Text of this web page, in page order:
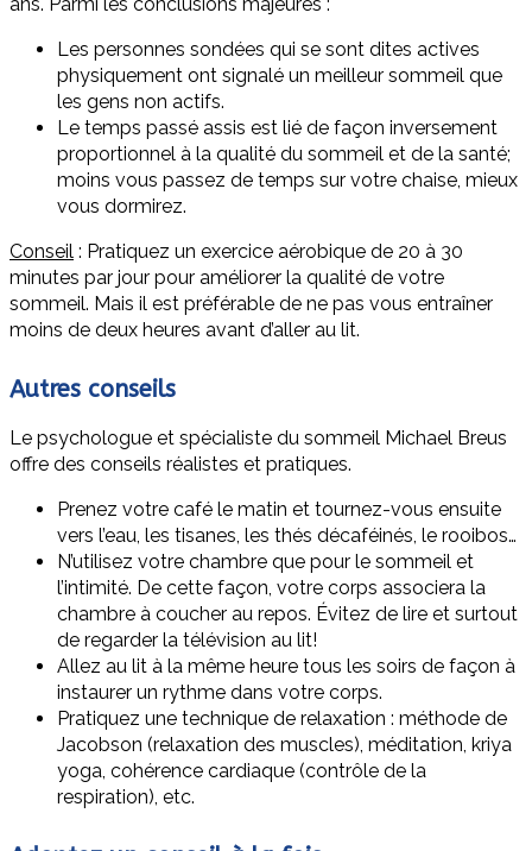
Les personnes sondées qui se sont dites actives
physiquement ont signalé un meilleur sommeil que
les gens non actifs.
Le temps passé assis est lié de façon inversement
proportionnel à la qualité du sommeil et de la santé;
moins vous passez de temps sur votre chaise, mieux
vous dormirez.
Conseil : Pratiquez un exercice aérobique de 20 à 30
minutes par jour pour améliorer la qualité de votre
sommeil. Mais il est préférable de ne pas vous entraîner
moins de deux heures avant d’aller au lit.
Autres conseils
Le psychologue et spécialiste du sommeil Michael Breus
offre des conseils réalistes et pratiques.
Prenez votre café le matin et tournez-vous ensuite
vers l’eau, les tisanes, les thés décaféinés, le rooibos…
N’utilisez votre chambre que pour le sommeil et
l’intimité. De cette façon, votre corps associera la
chambre à coucher au repos. Évitez de lire et surtout
de regarder la télévision au lit!
Allez au lit à la même heure tous les soirs de façon à
instaurer un rythme dans votre corps.
Pratiquez une technique de relaxation : méthode de
Jacobson (relaxation des muscles), méditation, kriya
yoga, cohérence cardiaque (contrôle de la
respiration), etc.